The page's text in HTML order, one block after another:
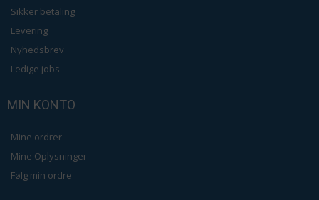
Sikker betaling
Levering
Nyhedsbrev
Ledige jobs
MIN KONTO
Mine ordrer
Mine Oplysninger
Følg min ordre